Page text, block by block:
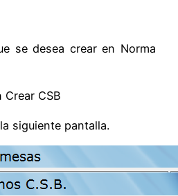
se desea crear en Norma
CSB
siguiente pantalla.